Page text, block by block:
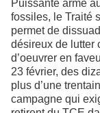
Puissante arme
fossiles, le Traité
permet de
désireux de lutter
d’oeuvrer en
23 février, des
plus d’une
campagne qui